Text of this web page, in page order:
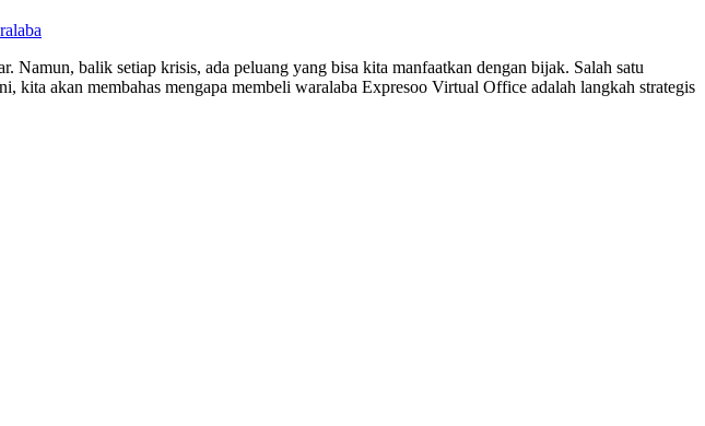
balik setiap krisis, ada peluang yang bisa kita manfaatkan dengan bijak. Salah satu
akan membahas mengapa membeli waralaba Expresoo Virtual Office adalah langkah strategis